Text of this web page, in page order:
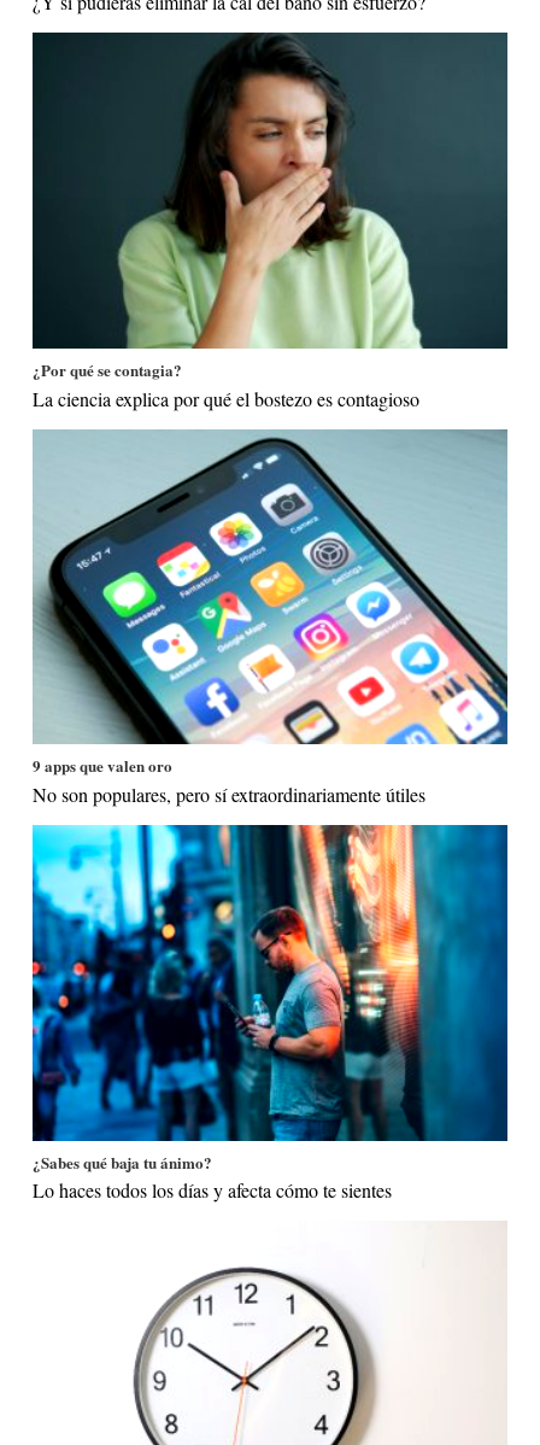
¿Por qué se contagia?
La ciencia explica por qué el bostezo es contagioso
9 apps que valen oro
No son populares, pero sí extraordinariamente útiles
¿Sabes qué baja tu ánimo?
Lo haces todos los días y afecta cómo te sientes